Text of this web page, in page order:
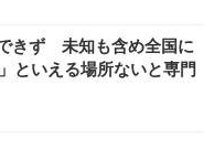
きず 未知も含め全国に
といえる場所ないと専門